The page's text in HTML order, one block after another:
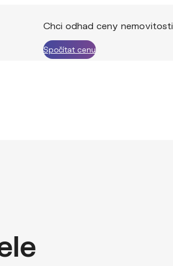
Chci odhad ceny nemovitosti
Spočítat cenu